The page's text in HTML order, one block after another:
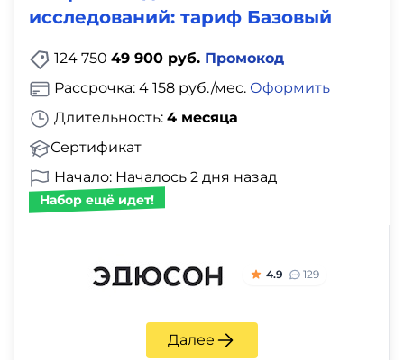
исследований: тариф Базовый
124 750 49 900 руб. Промокод
Длительность: 4 месяца
Сертификат
Рассрочка: 4 158 руб./мес. Оформить
Начало: Началось 2 дня назад
Набор ещё идет!
4.9 129
Далее